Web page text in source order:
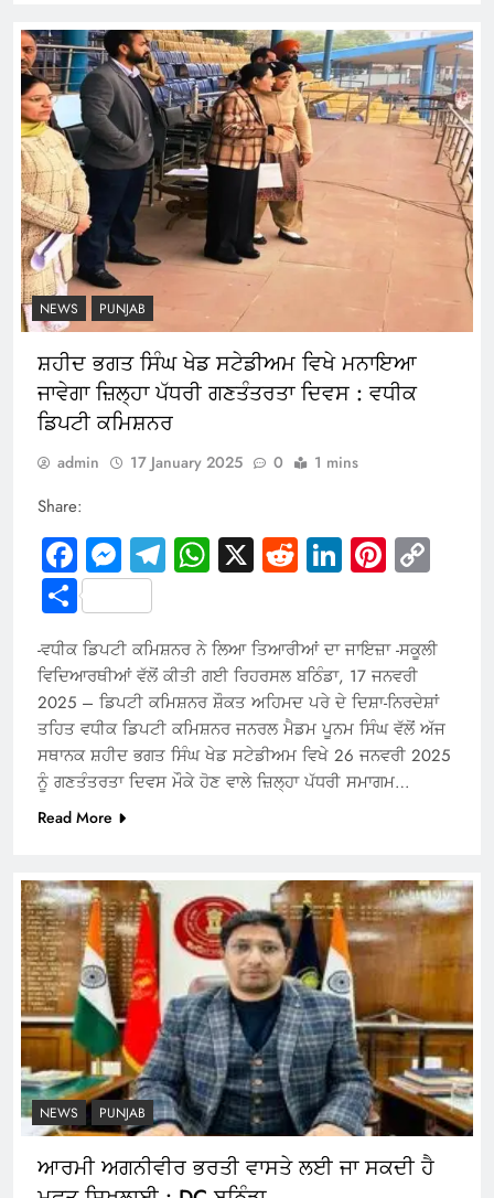
NEWS PUNJAB
ਸ਼ਹੀਦ ਭਗਤ ਸਿੰਘ ਖੇਡ ਸਟੇਡੀਅਮ ਵਿਖੇ ਮਨਾਇਆ
ਜਾਵੇਗਾ ਜ਼ਿਲ੍ਹਾ ਪੱਧਰੀ ਗਣਤੰਤਰਤਾ ਦਿਵਸ : ਵਧੀਕ
ਡਿਪਟੀ ਕਮਿਸ਼ਨਰ
admin 17 January 2025 0 1 mins
Share:
Facebook
Messenger
Telegram
WhatsApp
X RedditLinkedIn
Share
-ਵਧੀਕ ਡਿਪਟੀ ਕਮਿਸ਼ਨਰ ਨੇ ਲਿਆ ਤਿਆਰੀਆਂ ਦਾ ਜਾਇਜ਼ਾ -ਸਕੂਲੀ
ਵਿਦਿਆਰਥੀਆਂ ਵੱਲੋਂ ਕੀਤੀ ਗਈ ਰਿਹਰਸਲ ਬਠਿੰਡਾ, 17 ਜਨਵਰੀ
2025 – ਡਿਪਟੀ ਕਮਿਸ਼ਨਰ ਸ਼ੌਕਤ ਅਹਿਮਦ ਪਰੇ ਦੇ ਦਿਸ਼ਾ-ਨਿਰਦੇਸ਼ਾਂ
ਤਹਿਤ ਵਧੀਕ ਡਿਪਟੀ ਕਮਿਸ਼ਨਰ ਜਨਰਲ ਮੈਡਮ ਪੂਨਮ ਸਿੰਘ ਵੱਲੋਂ ਅੱਜ
ਸਥਾਨਕ ਸ਼ਹੀਦ ਭਗਤ ਸਿੰਘ ਖੇਡ ਸਟੇਡੀਅਮ ਵਿਖੇ 26 ਜਨਵਰੀ 2025
ਨੂੰ ਗਣਤੰਤਰਤਾ ਦਿਵਸ ਮੌਕੇ ਹੋਣ ਵਾਲੇ ਜ਼ਿਲ੍ਹਾ ਪੱਧਰੀ ਸਮਾਗਮ…
Read More
NEWS PUNJAB
ਆਰਮੀ ਅਗਨੀਵੀਰ ਭਰਤੀ ਵਾਸਤੇ ਲਈ ਜਾ ਸਕਦੀ ਹੈ